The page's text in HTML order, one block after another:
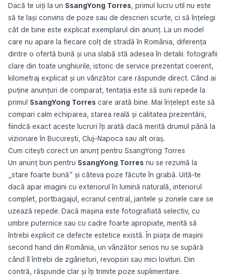
Dacă te uiți la un SsangYong Torres, primul lucru util nu este
să te lași convins de poze sau de descrieri scurte, ci să înțelegi
cât de bine este explicat exemplarul din anunț. La un model
care nu apare la fiecare colț de stradă în România, diferența
dintre o ofertă bună și una slabă stă adesea în detalii: fotografii
clare din toate unghiurile, istoric de service prezentat coerent,
kilometraj explicat și un vânzător care răspunde direct. Când ai
puține anunțuri de comparat, tentația este să suni repede la
primul SsangYong Torres care arată bine. Mai înțelept este să
compari calm echiparea, starea reală și calitatea prezentării,
fiindcă exact aceste lucruri îți arată dacă merită drumul până la
vizionare în București, Cluj-Napoca sau alt oraș.
Cum citești corect un anunț pentru SsangYong Torres
Un anunț bun pentru SsangYong Torres nu se rezumă la
„stare foarte bună” și câteva poze făcute în grabă. Uită-te
dacă apar imagini cu exteriorul în lumină naturală, interiorul
complet, portbagajul, ecranul central, jantele și zonele care se
uzează repede. Dacă mașina este fotografiată selectiv, cu
umbre puternice sau cu cadre foarte apropiate, merită să
întrebi explicit ce defecte estetice există. În piața de mașini
second hand din România, un vânzător serios nu se supără
când îl întrebi de zgârieturi, revopsiri sau mici lovituri. Din
contră, răspunde clar și îți trimite poze suplimentare.